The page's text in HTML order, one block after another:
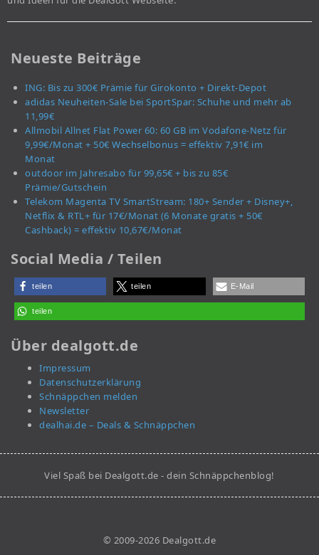
Neueste Beiträge
ING: Bis zu 300€ Prämie für Girokonto + Direkt-Depot
adidas Neuheiten-Sale bei SportSpar: Schuhe und mehr ab
11,99€
Allmobil Allnet Flat Power 60: 60 GB im Vodafone-Netz für
9,99€/Monat + 50€ Wechselbonus = effektiv 7,91€ im
Monat
outdoor im Jahresabo für 99,65€ + bis zu 85€
Prämie/Gutschein
Telekom Magenta TV SmartStream: 180+ Sender + Disney+,
Netflix & RTL+ für 17€/Monat (6 Monate gratis + 50€
Cashback) = effektiv 10,67€/Monat
Social Media / Teilen
teilen teilen E-Mail
teilen
Über dealgott.de
Impressum
Datenschutzerklärung
Schnäppchen melden
Newsletter
dealhai.de – Deals & Schnäppchen
Viel Spaß bei Dealgott.de - dein Schnäppchenblog!
© 2009-2026 Dealgott.de